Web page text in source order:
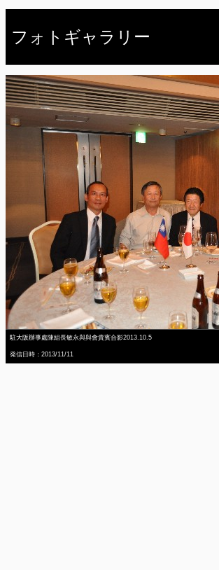
フォトギャラリー
駐大阪辦事處陳組長敏永與與會貴賓合影2013.10.5
発信日時：2013/11/11